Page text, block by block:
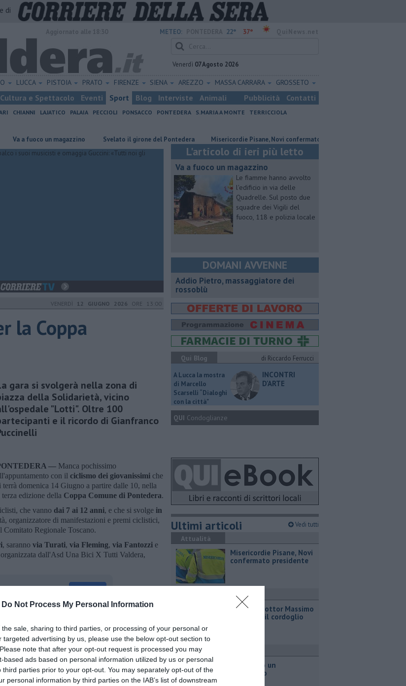
Do Not Process My Personal Information
sale, sharing to third parties, or processing of your personal or
targeted advertising by us, please use the below opt-out section to
note that after your opt-out request is processed you may
based ads based on personal information utilized by us or personal
third parties prior to your opt-out. You may separately opt-out of the
personal information by third parties on the IAB’s list of downstream
di
METEO: 22° 37°
Venerdì 07 Agosto 2026
LUCCA PISTOIA PRATO FIRENZE SIENA AREZZO MASSA CARRARA GROSSETO
Cultura e Spettacolo Eventi Sport Blog Interviste Animali Pubblicità Contatti
CHIANNI LAJATICO PALAIA PECCIOLI PONSACCO PONTEDERA S.MARIA A MONTE
TERRICCIOLA
a fuoco un magazzino Svelato il girone del Pontedera Misericordie Pisane, Novi confermato presidente
VENERDÌ 12 GIUGNO 2026 ORE 13:00
la Coppa
gara si svolgerà nella zona di
della Solidarietà, vicino
"Lotti". Oltre 100
e il ricordo di Gianfranco
— Manca pochissimo
con il ciclismo dei giovanissimi che
terrà domenica 14 Giugno a partire dalle 10, nella
edizione della Coppa Comune di Pontedera.
che vanno dai 7 ai 12 anni, e che si svolge in
organizzatore di manifestazioni e premi ciclistici,
Comitato Regionale Toscano.
, saranno via Turati, via Fleming, via Fantozzi e
dall'Asd Una Bici X Tutti Valdera,
allaNewsletter QUInews - ToscanaMedia.
casella di posta.
L'articolo di ieri più letto
Va a fuoco un magazzino
Le fiamme hanno avvolto
l'edificio in via delle
Quadrelle. Sul posto due
squadre dei Vigili del
fuoco, 118 e polizia locale
DOMANI AVVENNE
Addio Pietro, massaggiatore dei
rossoblù
Qui Blog
di Riccardo Ferrucci
A Lucca la mostra
di Marcello
Scarselli “Dialoghi
con la città"
INCONTRI
D'ARTE
QUI Condoglianze
Ultimi articoli Vedi tutti
Attualità
Misericordie Pisane, Novi
confermato presidente
Addio al dottor Massimo
Campana, il cordoglio
Attualità
Va a fuoco un
magazzino